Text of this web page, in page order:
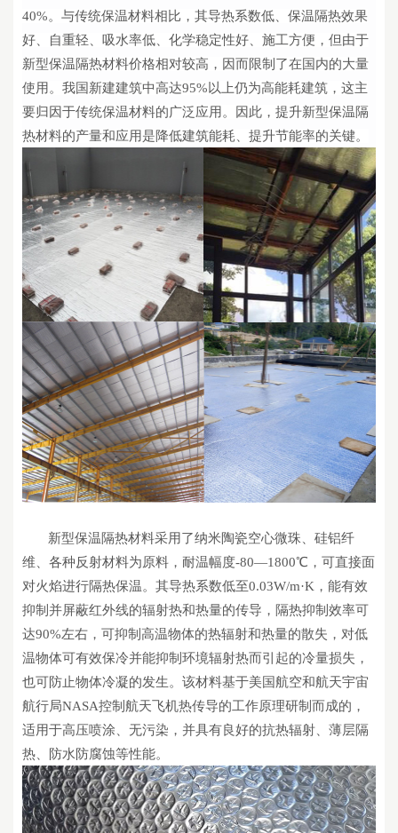
40%。 与传统保温材料相比 ，其导热系数低、保温隔热效果
好、自重轻、
吸水率低、 化学稳定性好、施工方便，但由于
新型保温隔热材料价格相对较高，因而限制了在国内的大量
使用。我国新建建筑中高达95%以上仍为高能耗建筑，这主
要归因于传统保温材料的广泛应用。因此，提升新型保温隔
热材料的产量和应用是降低建筑能耗、提升节能率的关键。
新型保温隔热材料采用了纳米陶瓷空心微珠 、硅铝纤
维、各种反射材料为原料，耐温幅度-80—1800℃，可直接面
对火焰进行隔热保温。 其导热系数低至0.03W/m·K，能有效
抑制并屏蔽红外线的辐射热和热量的传导，隔热抑制效率可
达90%左右，可抑制高温物体的热辐射和热量的散失，对低
温物体可有效保冷并能抑制环境辐射热而引起的冷量损失 ，
也可防止物体冷凝的发生。 该材料基于美国航空和航天宇宙
航行局NASA控制 航天飞机热传导的工作原理研制而成的，
适用于高压喷涂、无污染，并具有良好的抗热辐射、薄层隔
热、防水防腐蚀等性能。